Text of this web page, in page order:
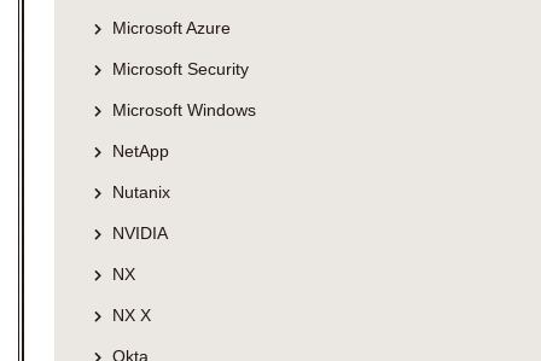
Microsoft Azure
Microsoft Security
Microsoft Windows
NetApp
Nutanix
NVIDIA
NX
NX X
Okta